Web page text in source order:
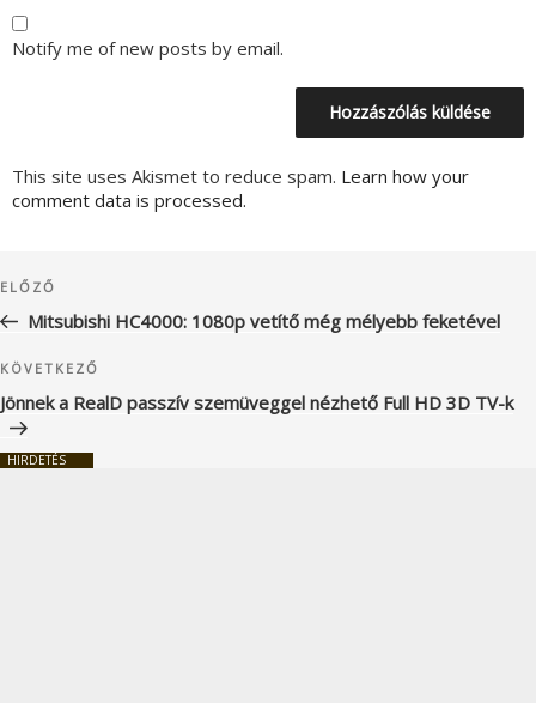
Notify me of new posts by email.
This site uses Akismet to reduce spam. Learn how your
comment data is processed.
navigáció
Korábbi
bejegyzés
ELŐZŐ
Mitsubishi HC4000: 1080p vetítő még mélyebb feketével
Következő
bejegyzés
KÖVETKEZŐ
Jönnek a RealD passzív szemüveggel nézhető Full HD 3D TV-k
HIRDETÉS